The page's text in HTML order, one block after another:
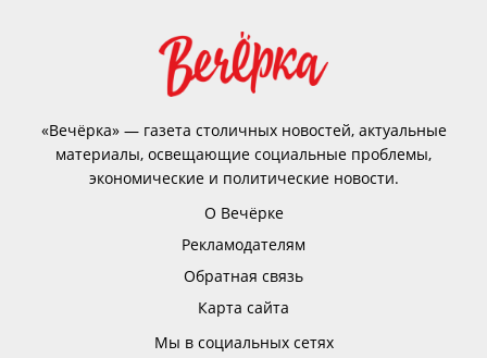
«Вечёрка» — газета столичных новостей, актуальные
материалы, освещающие социальные проблемы,
экономические и политические новости.
О Вечёрке
Рекламодателям
Обратная связь
Карта сайта
Мы в социальных сетях